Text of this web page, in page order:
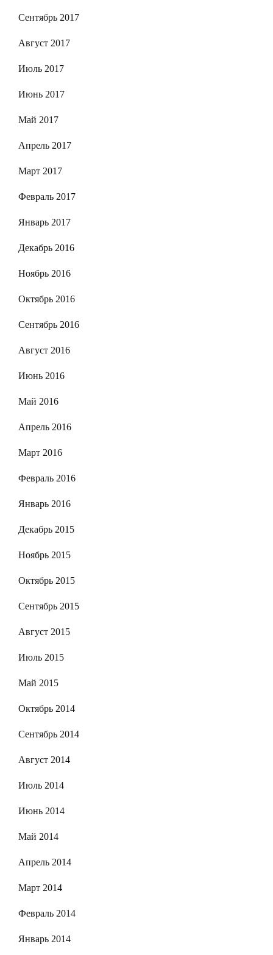
Сентябрь 2017
Август 2017
Июль 2017
Июнь 2017
Май 2017
Апрель 2017
Март 2017
Февраль 2017
Январь 2017
Декабрь 2016
Ноябрь 2016
Октябрь 2016
Сентябрь 2016
Август 2016
Июнь 2016
Май 2016
Апрель 2016
Март 2016
Февраль 2016
Январь 2016
Декабрь 2015
Ноябрь 2015
Октябрь 2015
Сентябрь 2015
Август 2015
Июль 2015
Май 2015
Октябрь 2014
Сентябрь 2014
Август 2014
Июль 2014
Июнь 2014
Май 2014
Апрель 2014
Март 2014
Февраль 2014
Январь 2014